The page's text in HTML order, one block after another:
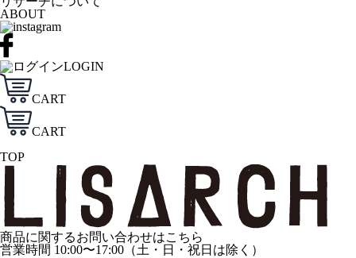
ABOUT
LOGIN
CART
CART
TOP
商品に関するお問い合わせはこちら
営業時間 10:00〜17:00（土・日・祝日は除く）